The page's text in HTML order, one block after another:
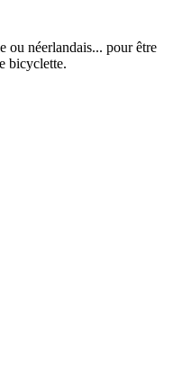
ou néerlandais... pour être
bicyclette.